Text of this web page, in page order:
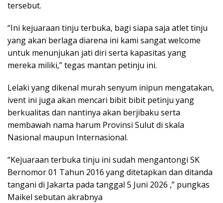
tersebut.
“Ini kejuaraan tinju terbuka, bagi siapa saja atlet tinju
yang akan berlaga diarena ini kami sangat welcome
untuk menunjukan jati diri serta kapasitas yang
mereka miliki,” tegas mantan petinju ini.
Lelaki yang dikenal murah senyum inipun mengatakan,
ivent ini juga akan mencari bibit bibit petinju yang
berkualitas dan nantinya akan berjibaku serta
membawah nama harum Provinsi Sulut di skala
Nasional maupun Internasional.
“Kejuaraan terbuka tinju ini sudah mengantongi SK
Bernomor 01 Tahun 2016 yang ditetapkan dan ditanda
tangani di Jakarta pada tanggal 5 Juni 2026 ,” pungkas
Maikel sebutan akrabnya